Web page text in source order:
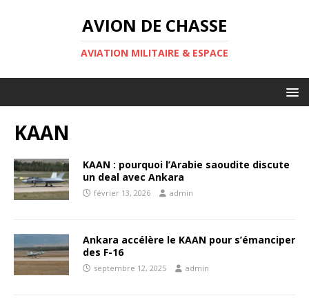
AVION DE CHASSE
AVIATION MILITAIRE & ESPACE
KAAN
KAAN : pourquoi l’Arabie saoudite discute
un deal avec Ankara
février 13, 2026 admin
Ankara accélère le KAAN pour s’émanciper
des F-16
septembre 12, 2025 admin